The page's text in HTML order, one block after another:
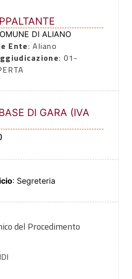
DI ALIANO
Ente: Aliano
: 01-
DI GARA (IVA
: Segreteria
del Procedimento